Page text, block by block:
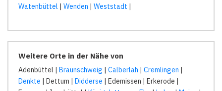
Watenbüttel | Wenden | Weststadt |
Weitere Orte in der Nähe von
Adenbüttel | Braunschweig | Calberlah | Cremlingen |
Denkte | Dettum | Didderse | Edemissen | Erkerode |